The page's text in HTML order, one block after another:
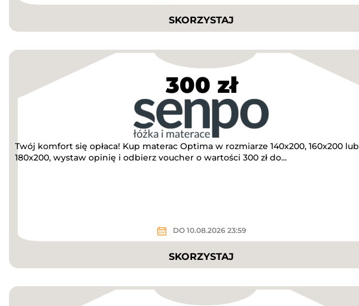
SKORZYSTAJ
300 zł
Twój komfort się opłaca! Kup materac Optima w rozmiarze 140x200, 160x200 lub
180x200, wystaw opinię i odbierz voucher o wartości 300 zł do...
DO 10.08.2026 23:59
SKORZYSTAJ